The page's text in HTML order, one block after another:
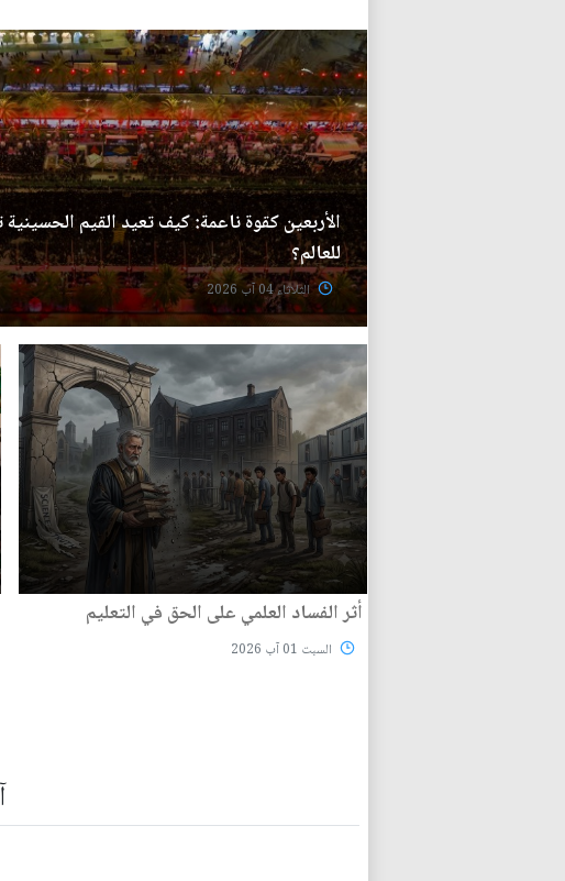
الأربعين كقوة ناعمة: كيف تعيد القيم الحسينية
للعالم؟
الثلاثاء 04 آب 2026
أثر الفساد العلمي على الحق في التعليم
السبت 01 آب 2026